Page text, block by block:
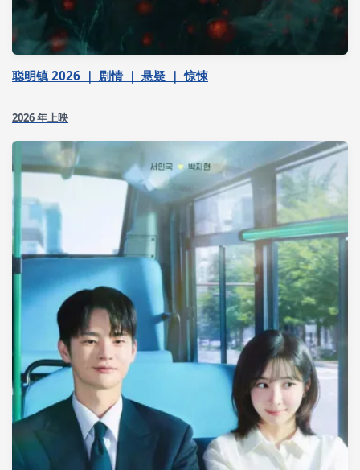
聪明镇 2026 ｜ 剧情 ｜ 悬疑 ｜ 惊悚
2026 年上映